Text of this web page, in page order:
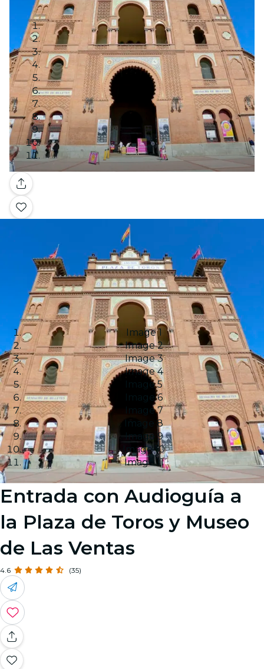
Galería
Image 1
Image 2
Image 3
Image 4
Image 5
Image 6
Image 7
Image 8
Image 9
Image 10
Image 11
Entrada con Audioguía a
la Plaza de Toros y Museo
de Las Ventas
4.6 (35)